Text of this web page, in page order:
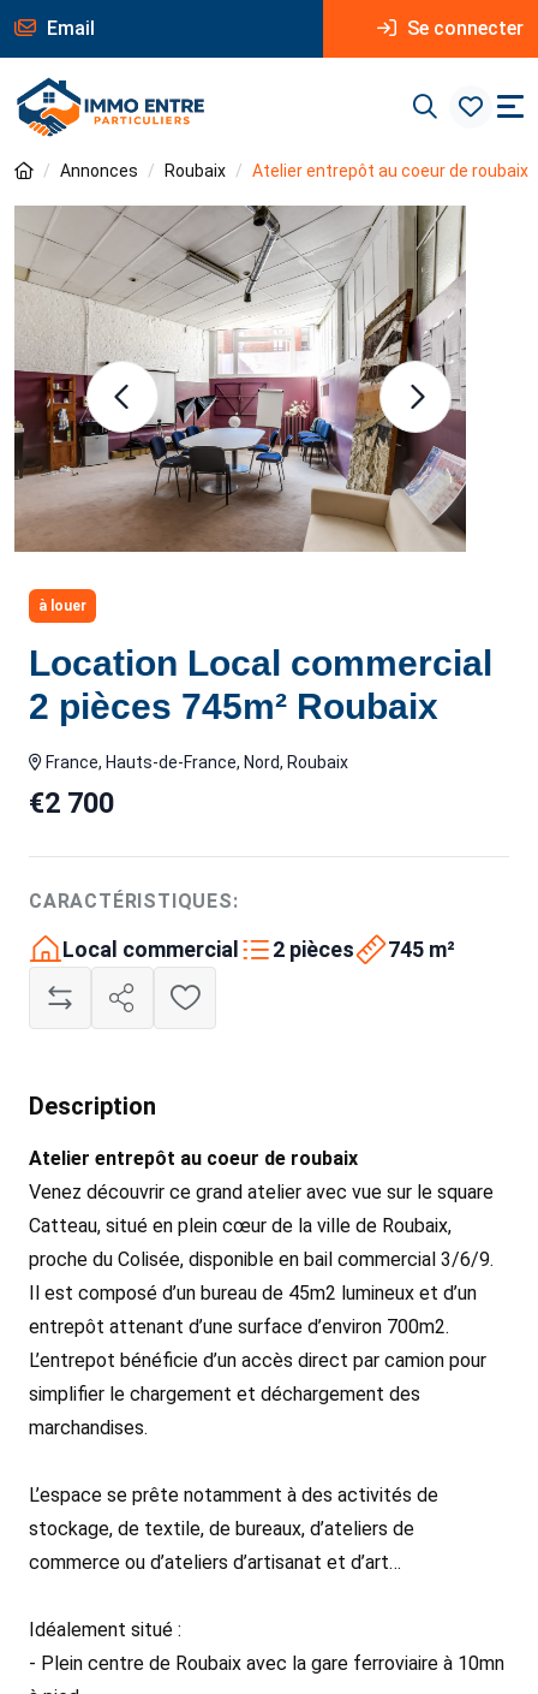
Email Se connecter
Annonces Roubaix Atelier entrepôt au coeur de roubaix
à louer
Location Local commercial
2 pièces 745m² Roubaix
France, Hauts-de-France, Nord, Roubaix
€2 700
CARACTÉRISTIQUES:
Local commercial 2 pièces 745 m²
Description
Atelier entrepôt au coeur de roubaix
Venez découvrir ce grand atelier avec vue sur le square
Catteau, situé en plein cœur de la ville de Roubaix,
proche du Colisée, disponible en bail commercial 3/6/9.
Il est composé d’un bureau de 45m2 lumineux et d’un
entrepôt attenant d’une surface d’environ 700m2.
L’entrepot bénéficie d’un accès direct par camion pour
simplifier le chargement et déchargement des
marchandises.
L’espace se prête notamment à des activités de
stockage, de textile, de bureaux, d’ateliers de
commerce ou d’ateliers d’artisanat et d’art…
Idéalement situé :
- Plein centre de Roubaix avec la gare ferroviaire à 10mn